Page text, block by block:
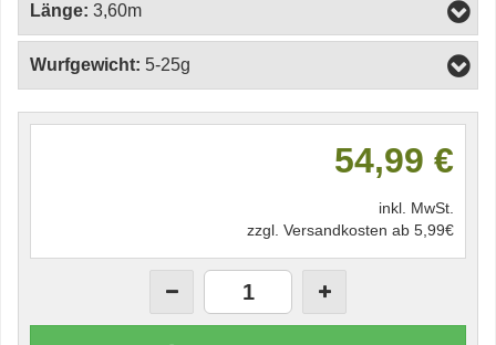
Länge: 3,60m
Wurfgewicht: 5-25g
54,99 €
inkl. MwSt.
zzgl. Versandkosten ab 5,99€